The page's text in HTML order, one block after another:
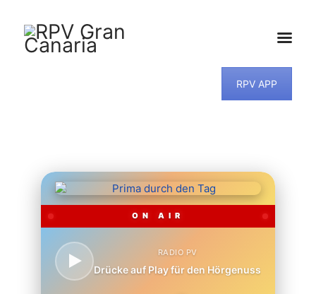
RPV APP
ON AIR
RADIO PV
Drücke auf Play für den Hörgenuss
MUSIKWUNSCH